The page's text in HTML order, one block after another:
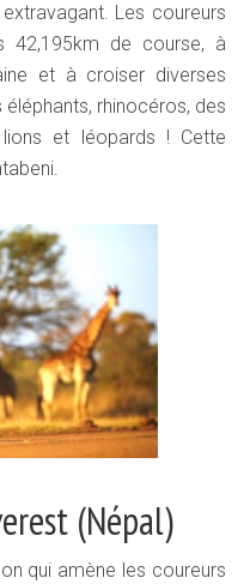
Les coureurs
42,195km de course, à
et à croiser diverses
rhinocéros, des
et léopards ! Cette
(Népal)
qui amène les coureurs